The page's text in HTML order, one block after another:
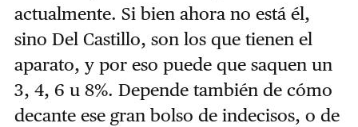
actualmente. Si bien ahora no está él,
sino Del Castillo, son los que tienen el
aparato, y por eso puede que saquen un
3, 4, 6 u 8%. Depende también de cómo
decante ese gran bolso de indecisos, o de